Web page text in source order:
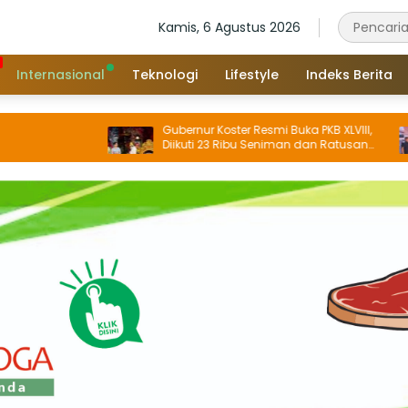
Kamis, 6 Agustus 2026
Internasional Teknologi Lifestyle Indeks Berita
Gubernur Koster Resmi Buka PKB XLVIII,
Diikuti 23 Ribu Seniman dan Ratusan
Sekaa, IKM/UMKM Digratiskan